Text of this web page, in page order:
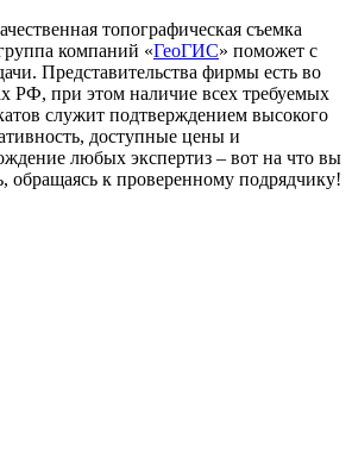
топографическая съемка
компаний «ГеоГИС» поможет с
Представительства фирмы есть во
РФ, при этом наличие всех требуемых
служит подтверждением высокого
доступные цены и
любых экспертиз – вот на что вы
обращаясь к проверенному подрядчику!